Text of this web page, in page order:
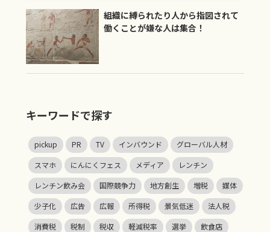
組織に縛られたり人から指図されて
働くことが嫌な人は集合！
キーワードで探す
pickup PR TV インバウンド
グローバル人材
スマホ
にんにくフェス メディア
レンチン
レンチン飲み会
国際競争力 地方創生 増税
媒体
少子化
広告 広報 所得税 景気低迷
法人税
消費税
税制 税収 軽減税率 選挙
飲食店